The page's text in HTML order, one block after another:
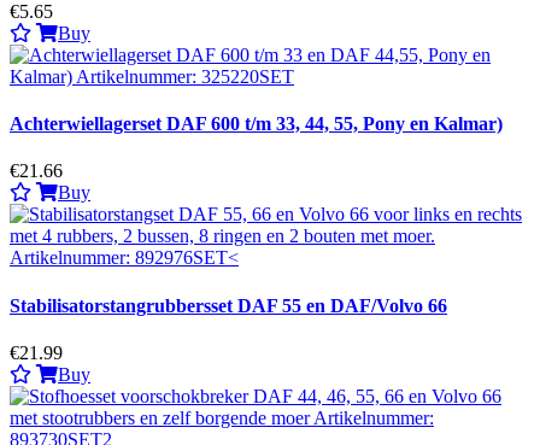
€5.65
Buy
Achterwiellagerset DAF 600 t/m 33, 44, 55, Pony en Kalmar)
€21.66
Buy
Stabilisatorstangrubbersset DAF 55 en DAF/Volvo 66
€21.99
Buy